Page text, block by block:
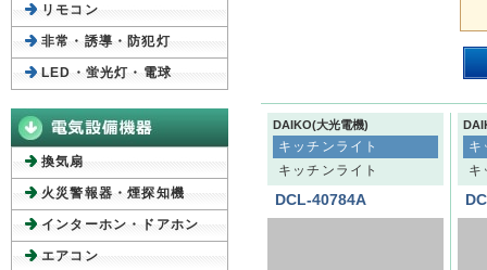
DAIKO(大光電機)
キッチンライト
キッチンライト
DCL-40784A
キ
キ
リモコン
非常・誘導・防犯灯
LED・蛍光灯・電球
換気扇
火災警報器・煙探知機
インターホン・ドアホン
エアコン